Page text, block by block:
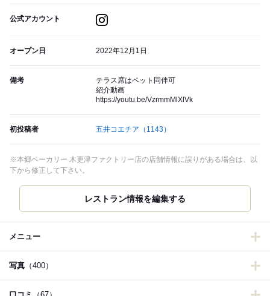
公式アカウント
オープン日 2022年12月1日
備考
テラス席はペット同伴可
紹介動画
https://youtu.be/VzrmmMlXlVk
初投稿者 五井コエチア （1143）
※本郷ベーカリー 木更津ファクトリー店の店舗情報に誤りがある場合は、以
下から修正して下さい。
レストラン情報を編集する
メニュー
写真 （400）